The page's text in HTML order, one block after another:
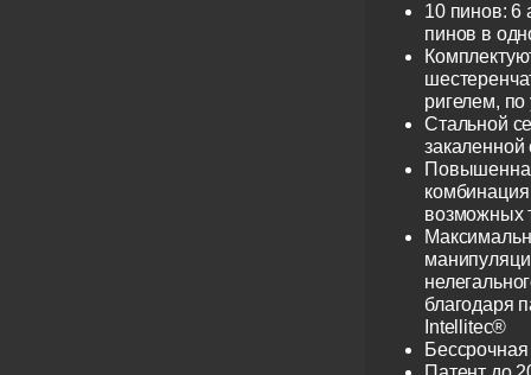
10 пинов: 6
пинов в
ригелем,
Стальной
закаленной
возможных
благодаря
Intellitec®